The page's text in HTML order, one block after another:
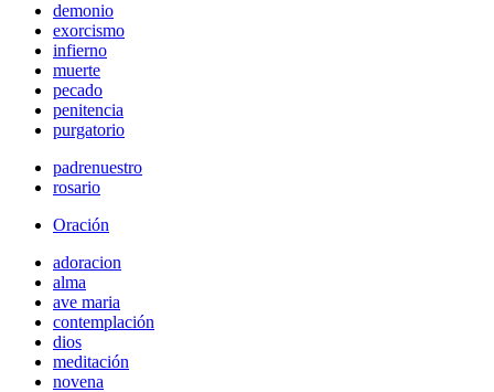
demonio
exorcismo
infierno
muerte
pecado
penitencia
purgatorio
padrenuestro
rosario
Oración
adoracion
alma
ave maria
contemplación
dios
meditación
novena